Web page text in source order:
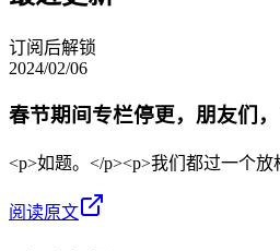
订阅后解锁
2024/02/06
春节期间专栏停更，朋友们
<p>如题。</p><p>我们都过一个放
阅读原文